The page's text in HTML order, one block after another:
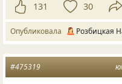
131 30
Опубликовала Розбицкая
#475319